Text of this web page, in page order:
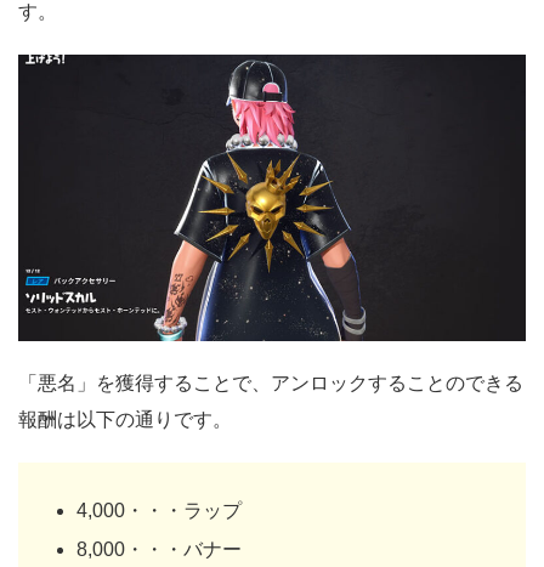
す。
「悪名」を獲得することで、アンロックすることのできる
報酬は以下の通りです。
4,000・・・ラップ
8,000・・・バナー